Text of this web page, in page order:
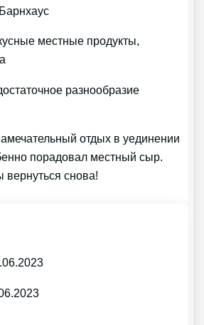
Барнхаус
местные продукты,
разнообразие
отдых в уединении
порадовал местный сыр.
снова!